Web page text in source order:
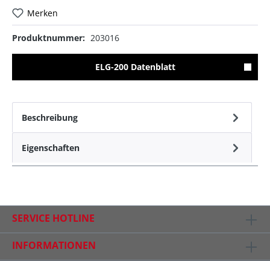
Merken
Produktnummer: 203016
ELG-200 Datenblatt
Beschreibung
Eigenschaften
SERVICE HOTLINE
INFORMATIONEN